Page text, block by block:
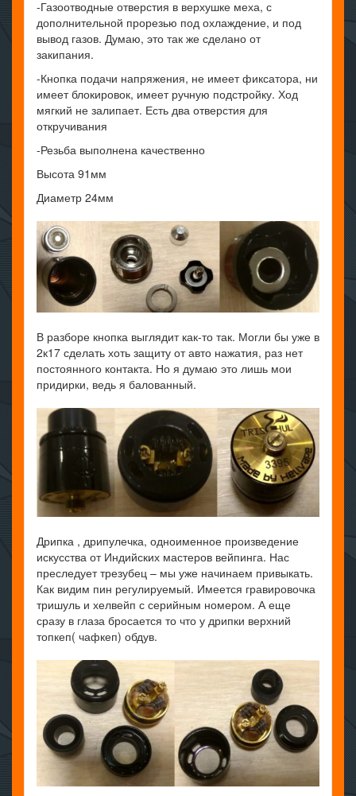
-Газоотводные отверстия в верхушке меха, с
дополнительной прорезью под охлаждение, и под
вывод газов. Думаю, это так же сделано от
закипания.
-Кнопка подачи напряжения, не имеет фиксатора, ни
имеет блокировок, имеет ручную подстройку. Ход
мягкий не залипает. Есть два отверстия для
откручивания
-Резьба выполнена качественно
Высота 91мм
Диаметр 24мм
В разборе кнопка выглядит как-то так. Могли бы уже в
2к17 сделать хоть защиту от авто нажатия, раз нет
постоянного контакта. Но я думаю это лишь мои
придирки, ведь я балованный.
Дрипка , дрипулечка, одноименное произведение
искусства от Индийских мастеров вейпинга. Нас
преследует трезубец – мы уже начинаем привыкать.
Как видим пин регулируемый. Имеется гравировочка
тришуль и хелвейп с серийным номером. А еще
сразу в глаза бросается то что у дрипки верхний
топкеп( чафкеп) обдув.